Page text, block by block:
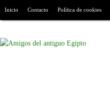
Inicio Contacto Política de cookies